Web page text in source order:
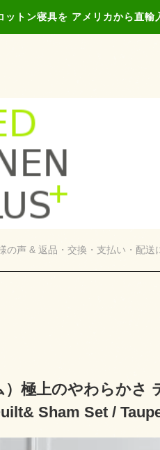
トン寝具を アメリカから直輸
の声 & 返品・交換・支払い・配送
極上のやわらかさ
Sham Set /